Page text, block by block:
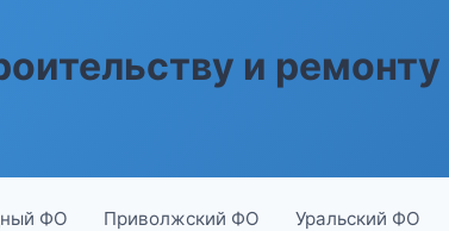
и ремонту
ФО Приволжский ФО Уральский ФО